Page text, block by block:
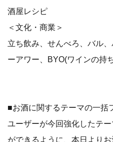
酒屋レシピ
＜文化・商業＞
立ち飲み、せんべろ、バル
ーアワー、BYO(ワインの持
■お酒に関するテーマの一括
ユーザーが今回強化したテ
ができるように、本日より